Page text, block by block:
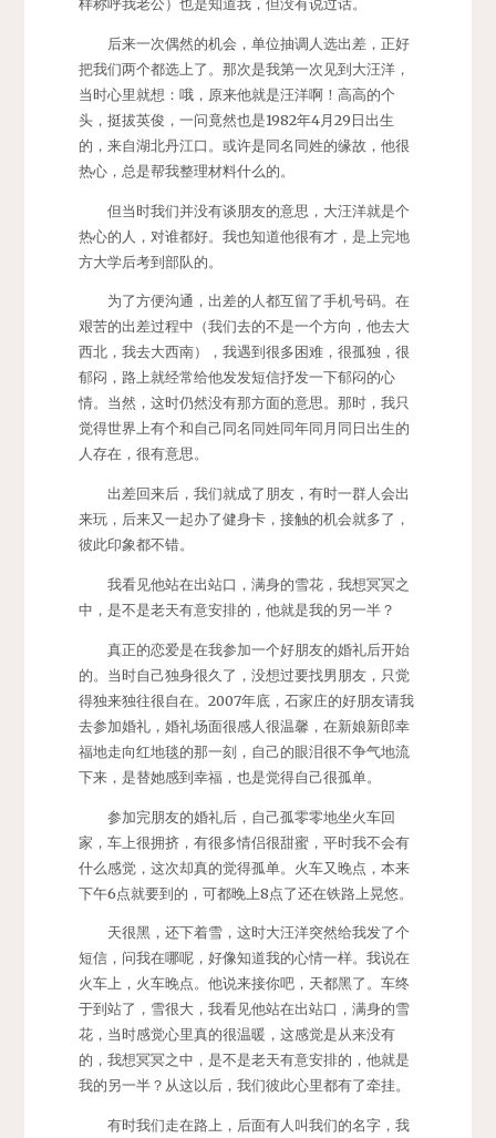
后来一次偶然的机会，单位抽调人选出差，正好
把我们两个都选上了。那次是我第一次见到大汪洋，
当时心里就想：哦，原来他就是汪洋啊！高高的个
头，挺拔英俊，一问竟然也是1982年4月29日出生
的，来自湖北丹江口。或许是同名同姓的缘故，他很
热心，总是帮我整理材料什么的。
但当时我们并没有谈朋友的意思，大汪洋就是个
热心的人，对谁都好。我也知道他很有才，是上完地
方大学后考到部队的。
为了方便沟通，出差的人都互留了手机号码。在
艰苦的出差过程中（我们去的不是一个方向，他去大
西北，我去大西南），我遇到很多困难，很孤独，很
郁闷，路上就经常给他发发短信抒发一下郁闷的心
情。当然，这时仍然没有那方面的意思。那时，我只
觉得世界上有个和自己同名同姓同年同月同日出生的
人存在，很有意思。
出差回来后，我们就成了朋友，有时一群人会出
来玩，后来又一起办了健身卡，接触的机会就多了，
彼此印象都不错。
我看见他站在出站口，满身的雪花，我想冥冥之
中，是不是老天有意安排的，他就是我的另一半？
真正的恋爱是在我参加一个好朋友的婚礼后开始
的。当时自己独身很久了，没想过要找男朋友，只觉
得独来独往很自在。2007年底，石家庄的好朋友请我
去参加婚礼，婚礼场面很感人很温馨，在新娘新郎幸
福地走向红地毯的那一刻，自己的眼泪很不争气地流
下来，是替她感到幸福，也是觉得自己很孤单。
参加完朋友的婚礼后，自己孤零零地坐火车回
家，车上很拥挤，有很多情侣很甜蜜，平时我不会有
什么感觉，这次却真的觉得孤单。火车又晚点，本来
下午6点就要到的，可都晚上8点了还在铁路上晃悠。
天很黑，还下着雪，这时大汪洋突然给我发了个
短信，问我在哪呢，好像知道我的心情一样。我说在
火车上，火车晚点。他说来接你吧，天都黑了。车终
于到站了，雪很大，我看见他站在出站口，满身的雪
花，当时感觉心里真的很温暖，这感觉是从来没有
的，我想冥冥之中，是不是老天有意安排的，他就是
我的另一半？从这以后，我们彼此心里都有了牵挂。
有时我们走在路上，后面有人叫我们的名字，我